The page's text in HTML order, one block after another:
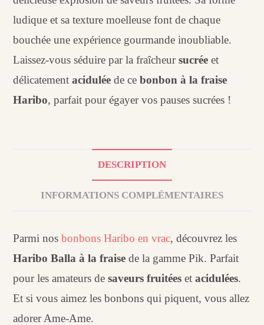
ludique et sa texture moelleuse font de chaque
bouchée une expérience gourmande inoubliable.
Laissez-vous séduire par la fraîcheursucrée et
délicatementacidulée de cebonbon à la fraise
Haribo, parfait pour égayer vos pauses sucrées !
DESCRIPTION
INFORMATIONS COMPLÉMENTAIRES
Parmi nosbonbons Haribo en vrac, découvrez les
Haribo Balla à la fraise de la gamme Pik. Parfait
pour les amateurs desaveurs fruitées etacidulées.
Et si vous aimez les bonbons qui piquent, vous allez
adorer Ame-Ame.